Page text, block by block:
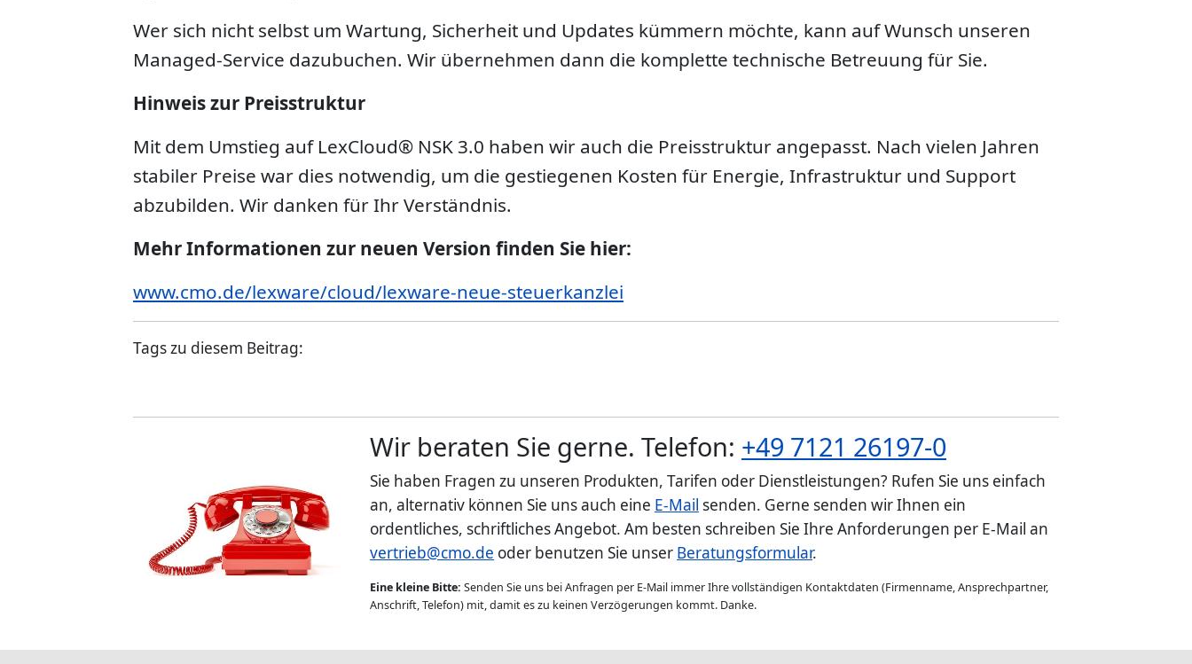
Wer sich nicht selbst um Wartung, Sicherheit und Updates kümmern möchte, kann auf Wunsch unseren
Managed-Service dazubuchen. Wir übernehmen dann die komplette technische Betreuung für Sie.
Hinweis zur Preisstruktur
Mit dem Umstieg auf LexCloud® NSK 3.0 haben wir auch die Preisstruktur angepasst. Nach vielen Jahren
stabiler Preise war dies notwendig, um die gestiegenen Kosten für Energie, Infrastruktur und Support
abzubilden. Wir danken für Ihr Verständnis.
Mehr Informationen zur neuen Version finden Sie hier:
www.cmo.de/lexware/cloud/lexware-neue-steuerkanzlei
Tags zu diesem Beitrag:
Wir beraten Sie gerne. Telefon: +49 7121 26197-0
Sie haben Fragen zu unseren Produkten, Tarifen oder Dienstleistungen? Rufen Sie uns einfach
an, alternativ können Sie uns auch eine E-Mail senden. Gerne senden wir Ihnen ein
ordentliches, schriftliches Angebot. Am besten schreiben Sie Ihre Anforderungen per E-Mail an
vertrieb@cmo.de oder benutzen Sie unser Beratungsformular.
Eine kleine Bitte: Senden Sie uns bei Anfragen per E-Mail immer Ihre vollständigen Kontaktdaten (Firmenname, Ansprechpartner,
Anschrift, Telefon) mit, damit es zu keinen Verzögerungen kommt. Danke.